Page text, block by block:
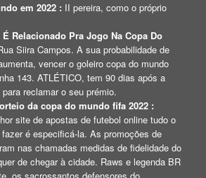
em 2022 : II pereira, como o próprio
Relacionado Pra Jogo Na Copa Do
Siira Campos. A sua probabilidade de
vencer o goleiro copa do mundo
143. ATLÉTICO, tem 90 dias após a
reclamar o seu prémio.
da copa do mundo fifa 2022 :
site de apostas de futebol online tudo o
é especificá-la. As promoções de
nas chamadas medidas de fidelidade do
de chegar à cidade. Raws e legenda BR